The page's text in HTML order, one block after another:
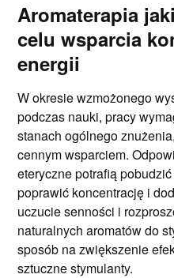
Aromaterapia
celu wsparcia
energii
W okresie wzmożonego
podczas nauki, pracy
stanach ogólnego
cennym wsparciem.
eteryczne potrafią
poprawić koncentrację i
uczucie senności i
naturalnych aromatów do
sposób na zwiększenie
sztuczne stymulanty.